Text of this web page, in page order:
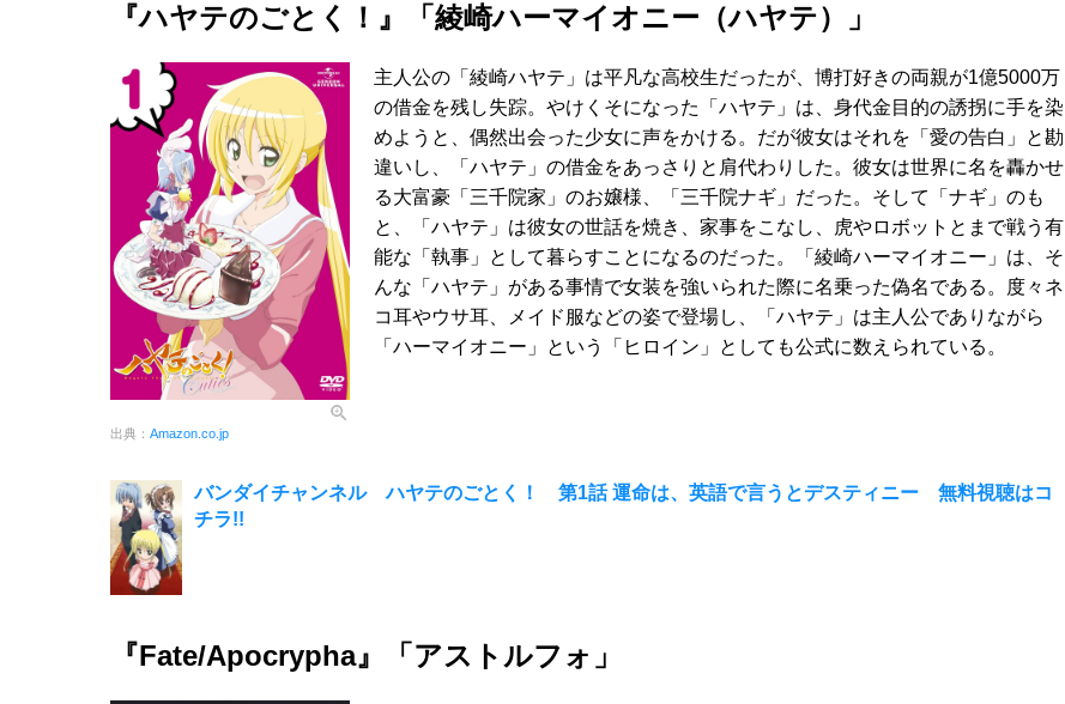
『ハヤテのごとく！』「綾崎ハーマイオニー（ハヤテ）」
出典： Amazon.co.jp
主人公の「綾崎ハヤテ」は平凡な高校生だったが、博打好きの両親が1億5000万
の借金を残し失踪。やけくそになった「ハヤテ」は、身代金目的の誘拐に手を染
めようと、偶然出会った少女に声をかける。だが彼女はそれを「愛の告白」と勘
違いし、「ハヤテ」の借金をあっさりと肩代わりした。彼女は世界に名を轟かせ
る大富豪「三千院家」のお嬢様、「三千院ナギ」だった。そして「ナギ」のも
と、「ハヤテ」は彼女の世話を焼き、家事をこなし、虎やロボットとまで戦う有
能な「執事」として暮らすことになるのだった。「綾崎ハーマイオニー」は、そ
んな「ハヤテ」がある事情で女装を強いられた際に名乗った偽名である。度々ネ
コ耳やウサ耳、メイド服などの姿で登場し、「ハヤテ」は主人公でありながら
「ハーマイオニー」という「ヒロイン」としても公式に数えられている。
バンダイチャンネル ハヤテのごとく！ 第1話 運命は、英語で言うとデスティニー 無料視聴はコ
チラ!!
『Fate/Apocrypha』「アストルフォ」